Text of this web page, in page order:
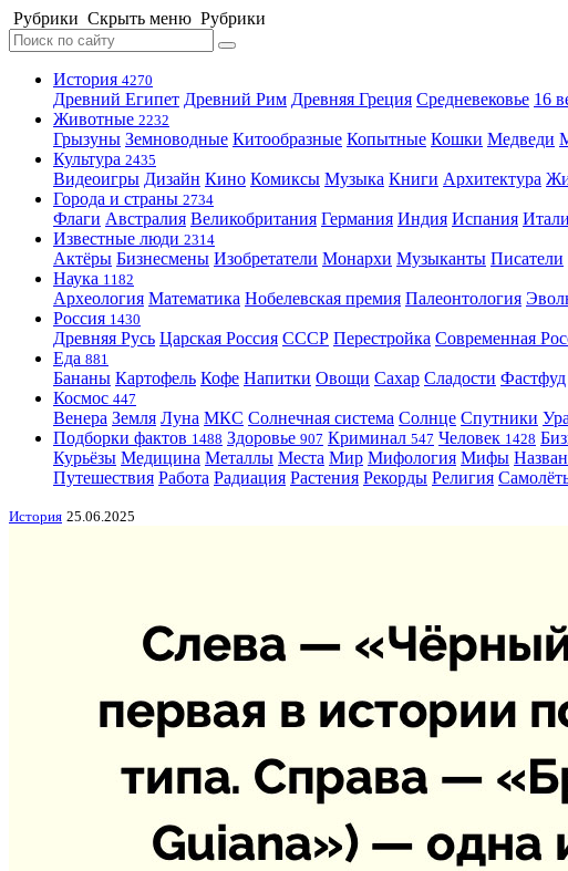
Рубрики Скрыть меню Рубрики
История 4270
Древний Египет Древний Рим Древняя Греция Средневековье 16
Животные 2232
Грызуны Земноводные Китообразные Копытные Кошки Медведи
Культура 2435
Видеоигры Дизайн Кино Комиксы Музыка Книги Архитектура
Города и страны 2734
Флаги Австралия Великобритания Германия Индия Испания
Известные люди 2314
Актёры Бизнесмены Изобретатели Монархи Музыканты Писатели
Наука 1182
Археология Математика Нобелевская премия Палеонтология
Россия 1430
Древняя Русь Царская Россия СССР Перестройка Современная
Еда 881
Бананы Картофель Кофе Напитки Овощи Сахар Сладости Фастфуд
Космос 447
Венера Земля Луна МКС Солнечная система Солнце Спутники
Подборки фактов 1488 Здоровье 907 Криминал 547 Человек 1428
Курьёзы Медицина Металлы Места Мир Мифология Мифы
Путешествия Работа Радиация Растения Рекорды Религия
История 25.06.2025